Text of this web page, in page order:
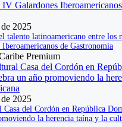
2025
talento latinoamericano entre los
de Gastronomía
Premium
2025
del Cordón en República
la herencia taína y la